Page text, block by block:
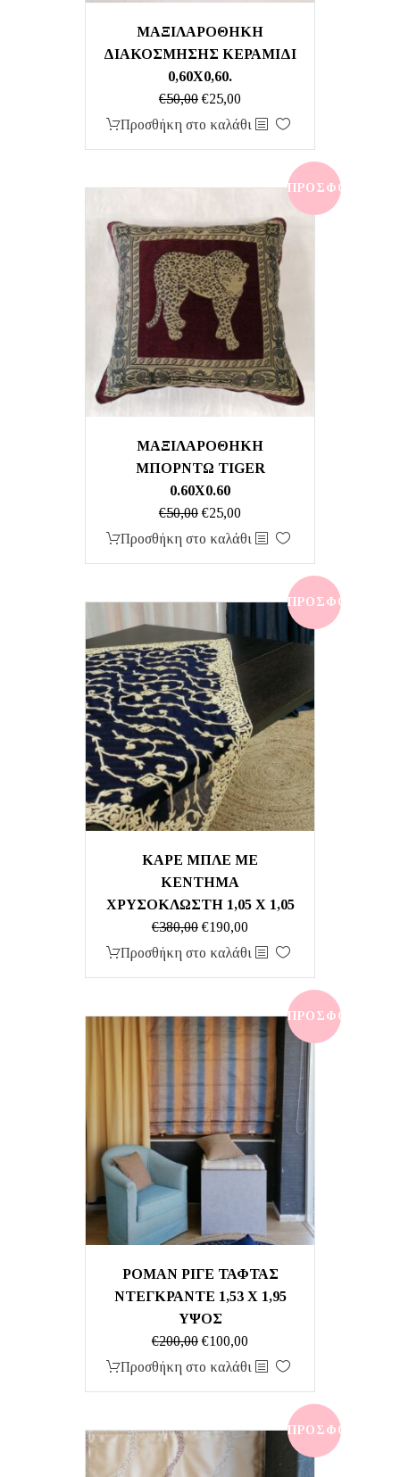
ΜΑΞΙΛΑΡΟΘΗΚΗ
ΔΙΑΚΟΣΜΗΣΗΣ ΚΕΡΑΜΙΔΙ
0,60Χ0,60.
€50,00 Original
price
€25,00Η
τρέχουσα
€25,00.
Προσθήκη στο καλάθι
ΠΡΟΣΦΟΡΆ!
ΜΑΞΙΛΑΡΟΘΗΚΗ
ΜΠΟΡΝΤΩ TIGER
0.60X0.60
€50,00 Original
price
€25,00Η
τρέχουσα
€25,00.
Προσθήκη στο καλάθι
ΠΡΟΣΦΟΡΆ!
ΚΑΡΕ ΜΠΛΕ ΜΕ
ΚΕΝΤΗΜΑ
ΧΡΥΣΟΚΛΩΣΤΗ 1,05 Χ 1,05
€380,00 Original
price
€190,00Η
τρέχουσα
€190,00.
Προσθήκη στο καλάθι
ΠΡΟΣΦΟΡΆ!
ΡΟΜΑΝ ΡΙΓΕ ΤΑΦΤΑΣ
ΝΤΕΓΚΡΑΝΤΕ 1,53 Χ 1,95
ΥΨΟΣ
€200,00 Original
price
€100,00Η
τρέχουσα
€100,00.
Προσθήκη στο καλάθι
ΠΡΟΣΦΟΡΆ!